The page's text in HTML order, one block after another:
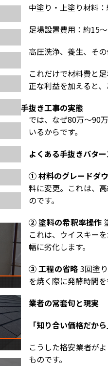
中塗り・上塗り材料
足場設置費用：約15～
高圧洗浄、養生、そ
これだけで材料費と
正な利益を加えると
手抜き工事の実態
では、なぜ80万～90
いるからです。
よくある手抜きパター
① 材料のグレードダ
料に変更。これは、
のです。
② 塗料の希釈率操作
これは、ウイスキー
幅に劣化します。
③ 工程の省略 3回塗
を焼く際に発酵時間
業者の常套句と現実
「知り合い価格だか
こうした格安業者が
ものです。